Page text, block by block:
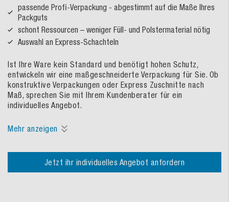
passende Profi-Verpackung - abgestimmt auf die Maße Ihres
Packguts
schont Ressourcen – weniger Füll- und Polstermaterial nötig
Auswahl an Express-Schachteln
Ist Ihre Ware kein Standard und benötigt hohen Schutz,
entwickeln wir eine maßgeschneiderte Verpackung für Sie. Ob
konstruktive Verpackungen oder Express Zuschnitte nach
Maß, sprechen Sie mit Ihrem Kundenberater für ein
individuelles Angebot.
Mehr anzeigen
Jetzt ihr individuelles Angebot anfordern